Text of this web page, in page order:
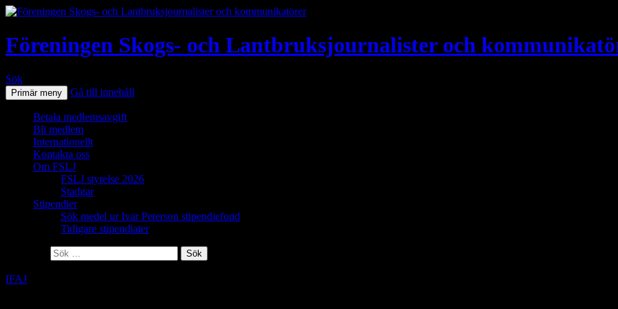
Föreningen Skogs- och Lantbruksjournalister och
Sök
Primär meny Gå till innehåll
Betala medlemsavgift
Bli medlem
Internationellt
Kontakta oss
Om FSLJ
FSLJ styrelse 2026
Stadgar
Stipendier
Sök medel ur Ivar Peterson stipendiefond
Tidigare stipendiater
IFAJ